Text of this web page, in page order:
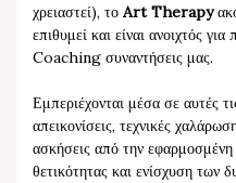
χρειαστεί), το Art Therapy
επιθυμεί και είναι ανοιχτός
Coaching συναντήσεις μας.
Εμπεριέχονται μέσα σε αυτές
απεικονίσεις, τεχνικές
ασκήσεις από την εφαρμοσμένη
θετικότητας και ενίσχυση των